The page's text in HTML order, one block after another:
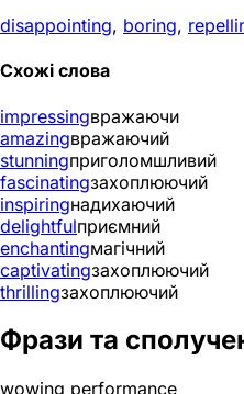
disappointing, boring,
Схожі слова
impressingвражаючи
amazingвражаючий
stunningприголомшливий
fascinatingзахоплюючий
inspiringнадихаючий
delightfulприємний
enchantingмагічний
captivatingзахоплюючий
thrillingзахоплюючий
Фрази та
wowing performance